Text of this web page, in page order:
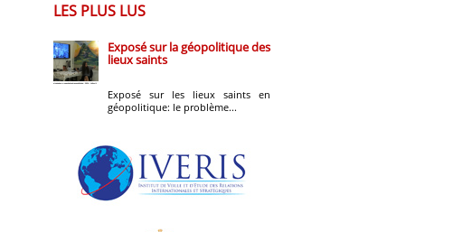
LES PLUS LUS
Exposé sur la géopolitique des
lieux saints
Exposé sur les lieux saints en
géopolitique: le problème...